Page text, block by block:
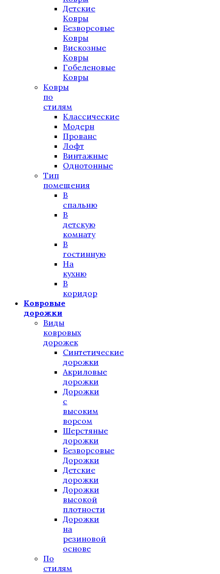
Детские
Ковры
Безворсовые
Ковры
Вискозные
Ковры
Гобеленовые
Ковры
Ковры
по
стилям
Классические
Модерн
Прованс
Лофт
Винтажные
Однотонные
Тип
помещения
В
спальню
В
детскую
комнату
В
гостинную
На
кухню
В
коридор
Ковровые
дорожки
Виды
ковровых
дорожек
Синтетические
дорожки
Акриловые
дорожки
Дорожки
с
высоким
ворсом
Шерстяные
дорожки
Безворсовые
Дорожки
Детские
дорожки
Дорожки
высокой
плотности
Дорожки
на
резиновой
основе
По
стилям